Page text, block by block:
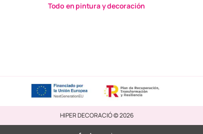
Todo en pintura y decoración
HIPER DECORACIÓ © 2026